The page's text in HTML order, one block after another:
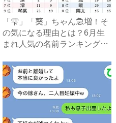
「雫」「葵」ちゃん急増！そ
の気になる理由とは？6月生
まれ人気の名前ランキング｜